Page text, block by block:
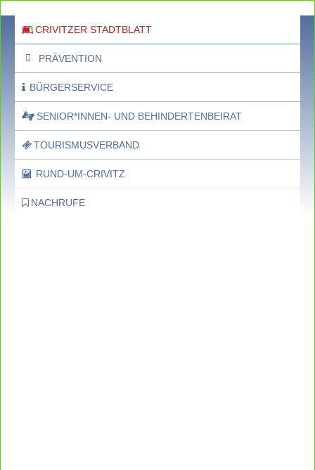
CRIVITZER STADTBLATT
PRÄVENTION
BÜRGERSERVICE
SENIOR*INNEN- UND BEHINDERTENBEIRAT
TOURISMUSVERBAND
RUND-UM-CRIVITZ
NACHRUFE